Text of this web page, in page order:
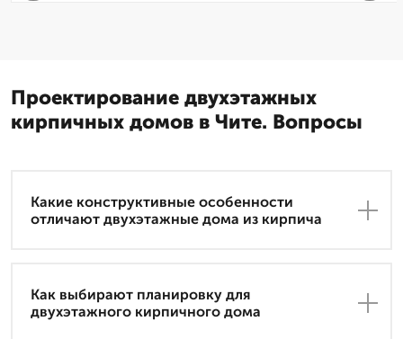
Проектирование двухэтажных
кирпичных домов в Чите. Вопросы
Какие конструктивные особенности
отличают двухэтажные дома из кирпича
Как выбирают планировку для
двухэтажного кирпичного дома